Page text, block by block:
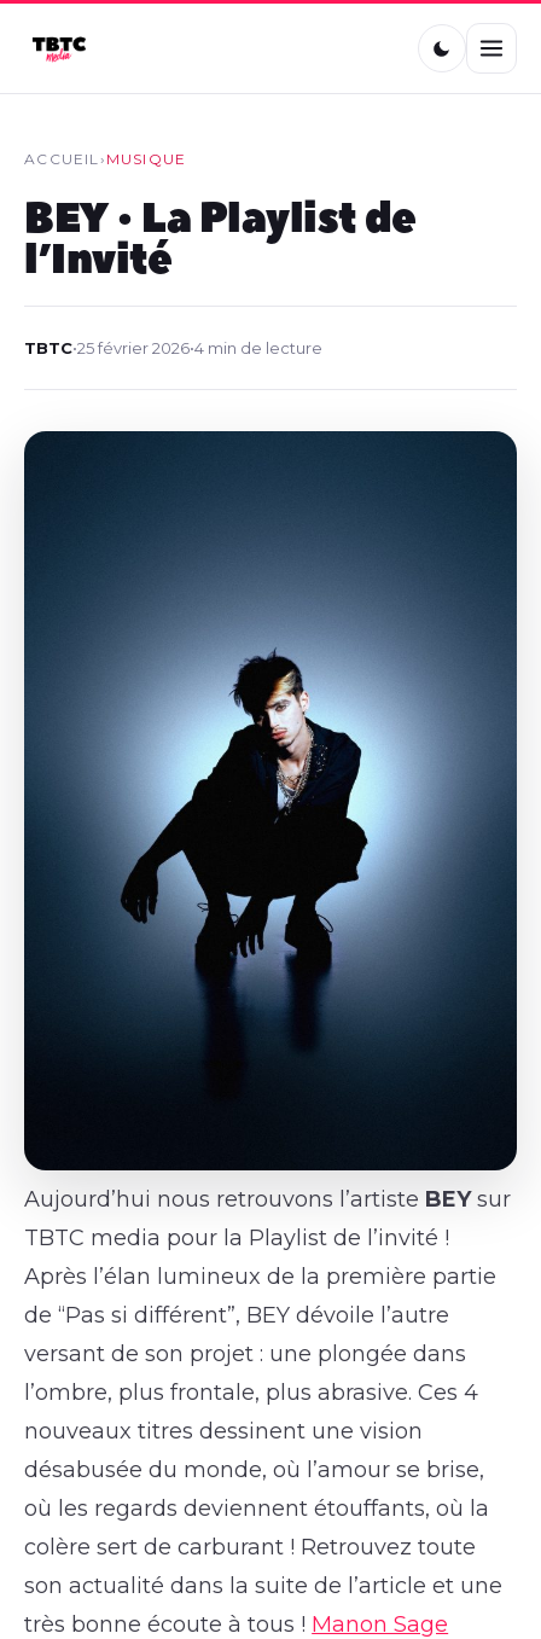
ACCUEIL› MUSIQUE
BEY • La Playlist de
l’Invité
TBTC•25 février 2026•4 min de lecture
Aujourd’hui nous retrouvons l’artiste BEYsur
TBTC media pour la Playlist de l’invité !
Après l’élan lumineux de la première partie
de “Pas si différent”, BEY dévoile l’autre
versant de son projet : une plongée dans
l’ombre, plus frontale, plus abrasive. Ces 4
nouveaux titres dessinent une vision
désabusée du monde, où l’amour se brise,
où les regards deviennent étouffants, où la
colère sert de carburant ! Retrouvez toute
son actualité dans la suite de l’article et une
très bonne écoute à tous ! Manon Sage